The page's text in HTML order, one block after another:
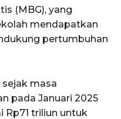
(MBG), yang
mendapatkan
pertumbuhan
sejak masa
pada Januari 2025
Rp71 triliun untuk